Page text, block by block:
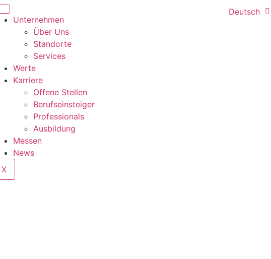
Unternehmen
Über Uns
Standorte
Services
Werte
Karriere
Offene Stellen
Berufseinsteiger
Professionals
Ausbildung
Messen
News
X
Deutsch